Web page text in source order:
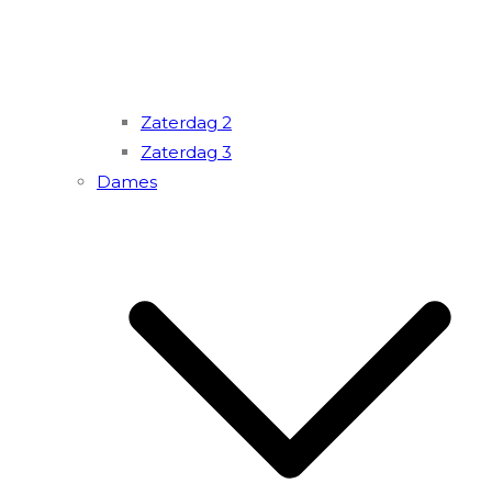
Zaterdag 2
Zaterdag 3
Dames